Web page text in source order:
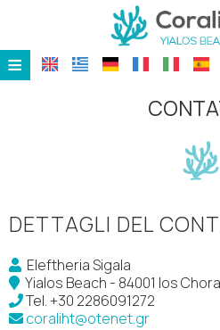
≡
RICHIESTA
CONTATTI
DETTAGLI DEL
Eleftheria Sigala
Yialos Beach - 84001 Ios
Tel.+30 2286091272
coraliht@otenet.gr